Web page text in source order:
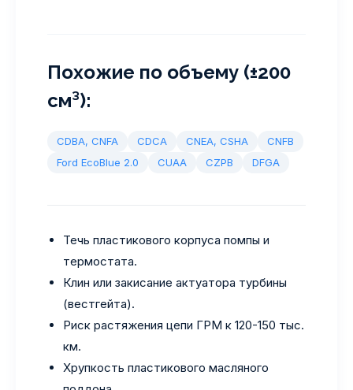
Похожие по объему (±200
см³):
CDBA, CNFA CDCA CNEA, CSHA
CNFB
Ford EcoBlue 2.0
CUAA CZPB DFGA
Течь пластикового корпуса помпы и
термостата.
Клин или закисание актуатора турбины
(вестгейта).
Риск растяжения цепи ГРМ к 120-150 тыс.
км.
Хрупкость пластикового масляного